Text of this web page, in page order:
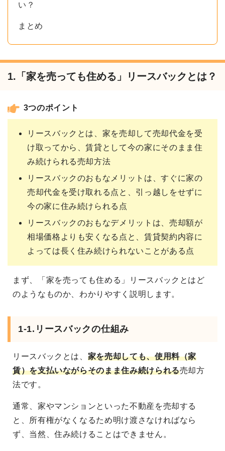
い？
まとめ
1.「家を売っても住める」リースバックとは？
3つのポイント
リースバックとは、家を売却して売却代金を受
け取ってから、賃貸として今の家にそのまま住
み続けられる売却方法
リースバックのおもなメリットは、すぐに家の
売却代金を受け取れる点と、引っ越しをせずに
今の家に住み続けられる点
リースバックのおもなデメリットは、売却額が
相場価格よりも安くなる点と、賃貸契約内容に
よっては長く住み続けられないことがある点
まず、「家を売っても住める」リースバックとはど
のようなものか、わかりやすく説明します。
1-1.リースバックの仕組み
リースバックとは、 家を売却しても、使用料（家
賃）を支払いながらそのまま住み続けられる売却方
法です。
通常、家やマンションといった不動産を売却する
と、所有権がなくなるため明け渡さなければなら
ず、当然、住み続けることはできません。